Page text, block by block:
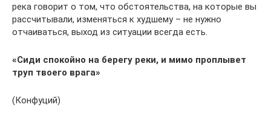
река говорит о том, что обстоятельства, на которые вы
рассчитывали, изменяться к худшему – не нужно
отчаиваться, выход из ситуации всегда есть.
«Сиди спокойно на берегу реки, и мимо проплывет
труп твоего врага»
(Конфуций)